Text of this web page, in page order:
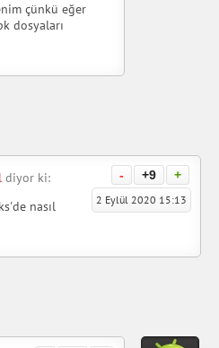
çünkü eğer
dosyaları
- +9 +
diyor ki:
2 Eylül 2020 15:13
nasıl